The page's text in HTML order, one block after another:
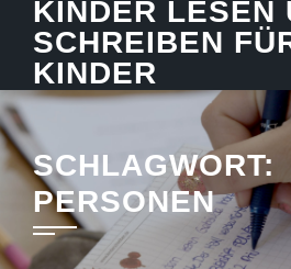
content
KINDER LESEN
SCHREIBEN
KINDER
SCHLAGWORT:
PERSONEN